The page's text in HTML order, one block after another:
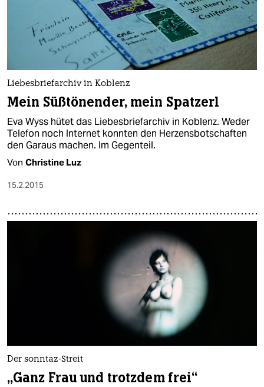
Liebesbriefarchiv in Koblenz
Mein Süßtönender, mein Spatzerl
Eva Wyss hütet das Liebesbriefarchiv in Koblenz. Weder
Telefon noch Internet konnten den Herzensbotschaften
den Garaus machen. Im Gegenteil.
Von Christine Luz
15.2.2015
Der sonntaz-Streit
„Ganz Frau und trotzdem frei“